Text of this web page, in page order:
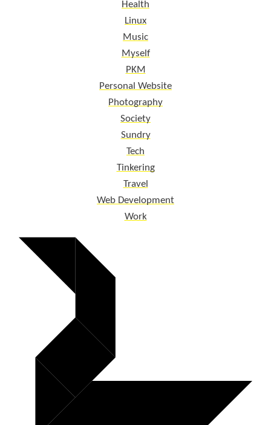
Health
Linux
Music
Myself
PKM
Personal Website
Photography
Society
Sundry
Tech
Tinkering
Travel
Web Development
Work